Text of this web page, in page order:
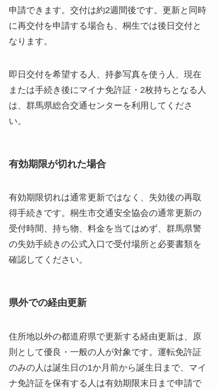
申請できます。交付は約2週間後です。更新と同時
に再交付を申請する場合も、桐生では後日交付と
なります。
即日交付を希望する人、持参写真を使う人、現在
または手続き後にマイナ免許証・2枚持ちとなる人
は、群馬県総合交通センターを利用してくださ
い。
有効期限が切れた場合
有効期限切れは通常更新ではなく、失効後の再取
得手続きです。桐生市交通安全協会の通常更新の
受付時間、持ち物、料金を当てはめず、群馬県警
の失効手続きの公式入口で受付場所と必要書類を
確認してください。
県外での経由更新
住所地以外の都道府県で更新する経由更新は、原
則として優良・一般の人が対象です。運転免許証
のみの人は誕生日の1か月前から誕生日まで、マイ
ナ免許証を保有する人は有効期限末日まで申請で